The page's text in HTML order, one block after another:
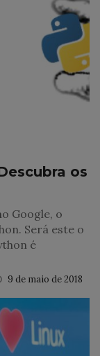
os
Google, o
Será este o
é
9 de maio de 2018